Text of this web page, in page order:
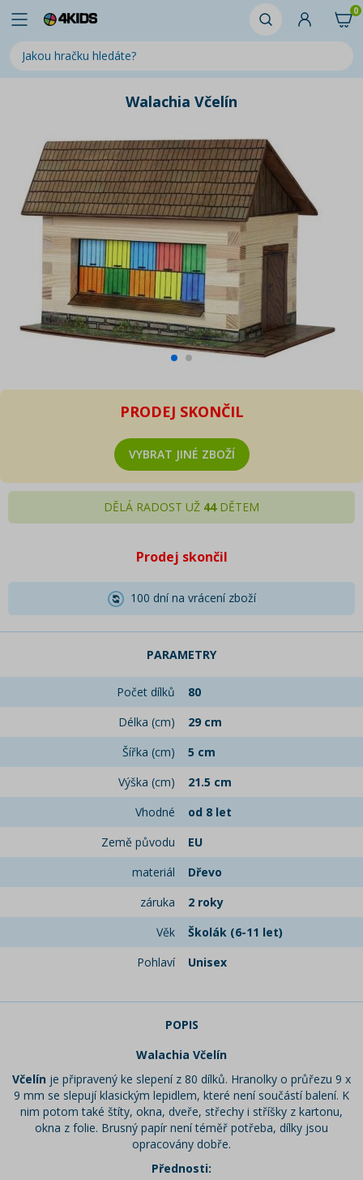
0
Walachia Včelín
PRODEJ SKONČIL
VYBRAT JINÉ ZBOŽÍ
DĚLÁ RADOST UŽ 44DĚTEM
Prodej skončil
100 dní na vrácení zboží
PARAMETRY
Počet dílků
80
Délka (cm)
29 cm
Šířka (cm)
5 cm
Výška (cm)
21.5 cm
Vhodné
od 8 let
Země původu
EU
materiál
Dřevo
záruka
2 roky
Věk
Školák (6-11 let)
Pohlaví
Unisex
POPIS
Walachia Včelín
Včelín je připravený ke slepení z 80 dílků. Hranolky o průřezu 9 x
9 mm se slepují klasickým lepidlem, které není součástí balení. K
nim potom také štíty, okna, dveře, střechy i stříšky z kartonu,
okna z folie. Brusný papír není téměř potřeba, dílky jsou
opracovány dobře.
Přednosti: